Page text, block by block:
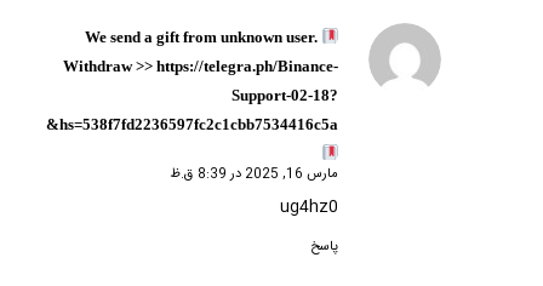
We send a gift from unknown user.
Withdrаw >> https://telegra.ph/Binance-
Support-02-18?
hs=538f7fd2236597fc2c1cbb7534416c5a&
گفته:
مارس 16, 2025 در 8:39 ق.ظ
ug4hz0
پاسخ